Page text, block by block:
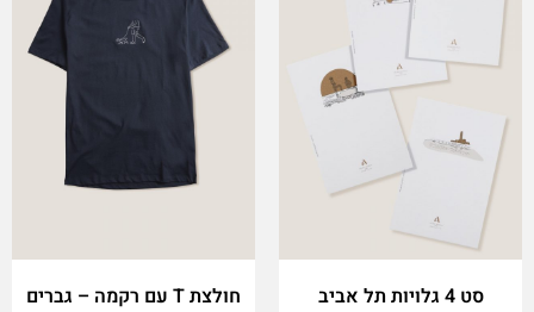
סט 4 גלויות תל אביב חולצת T עם רקמה – גברים